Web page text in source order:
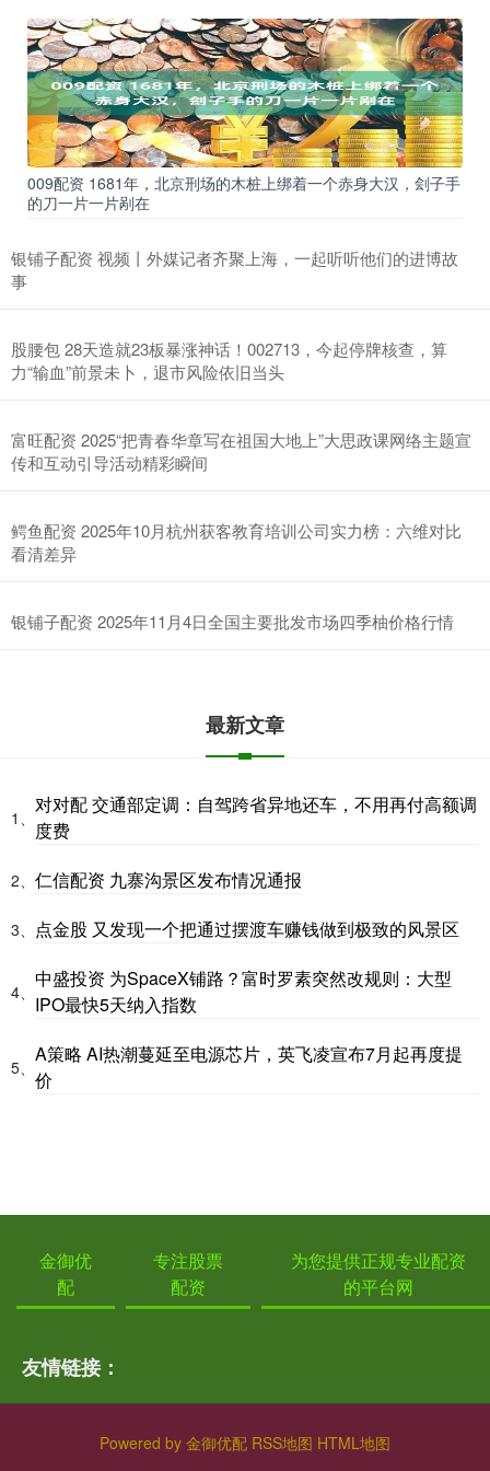
009配资 1681年，北京刑场的木桩上绑着一个赤身大汉，刽子手
的刀一片一片剐在
银铺子配资 视频丨外媒记者齐聚上海，一起听听他们的进博故
事
股腰包 28天造就23板暴涨神话！002713，今起停牌核查，算
力“输血”前景未卜，退市风险依旧当头
富旺配资 2025“把青春华章写在祖国大地上”大思政课网络主题宣
传和互动引导活动精彩瞬间
鳄鱼配资 2025年10月杭州获客教育培训公司实力榜：六维对比
看清差异
银铺子配资 2025年11月4日全国主要批发市场四季柚价格行情
最新文章
1、
对对配 交通部定调：自驾跨省异地还车，不用再付高额调
度费
2、 仁信配资 九寨沟景区发布情况通报
3、 点金股 又发现一个把通过摆渡车赚钱做到极致的风景区
4、
中盛投资 为SpaceX铺路？富时罗素突然改规则：大型
IPO最快5天纳入指数
5、
A策略 AI热潮蔓延至电源芯片，英飞凌宣布7月起再度提
价
金御优
配
专注股票
配资
为您提供正规专业配资
的平台网
友情链接：
Powered by 金御优配 RSS地图 HTML地图